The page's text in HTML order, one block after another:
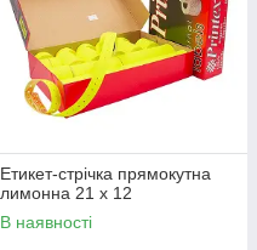
Лимонно-
червона
Етикет-стрічка прямокутна
лимонна 21 x 12
В наявності